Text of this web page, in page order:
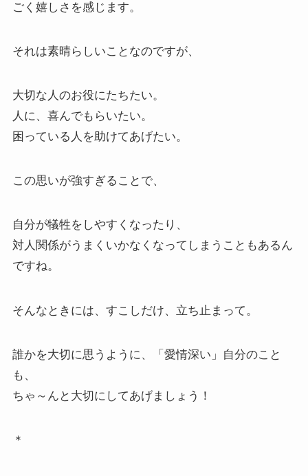
ごく嬉しさを感じます。
それは素晴らしいことなのですが、
大切な人のお役にたちたい。
人に、喜んでもらいたい。
困っている人を助けてあげたい。
この思いが強すぎることで、
自分が犠牲をしやすくなったり、
対人関係がうまくいかなくなってしまうこともあるん
ですね。
そんなときには、すこしだけ、立ち止まって。
誰かを大切に思うように、「愛情深い」自分のこと
も、
ちゃ～んと大切にしてあげましょう！
＊